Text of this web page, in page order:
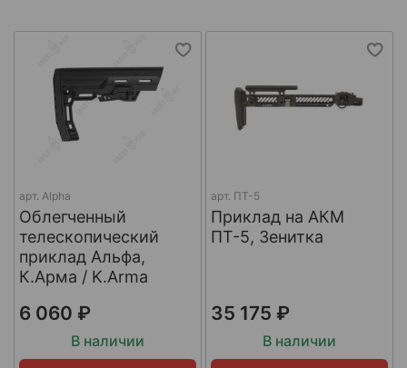
арт. Alpha
Облегченный
телескопический
приклад Альфа,
К.Арма / K.Arma
6 060 ₽
В наличии
арт. ПТ-5
Приклад на АКМ
ПТ-5, Зенитка
35 175 ₽
В наличии